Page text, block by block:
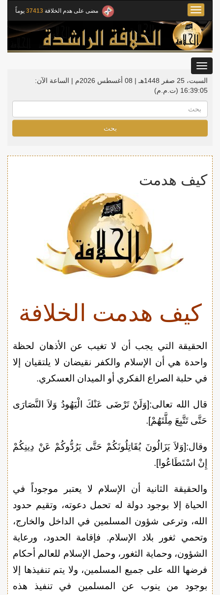
مضى على هدم الخلافة 37413 يوماً
Toggle
navigation
السبت، 25 صفر 1448هـ | 08 أغسطس 2026م |
الساعة الآن:
16:39:06 (ت.م.م)
بحث
كيف هدمت
كيف هدمت الخلافة
الحقيقة التي يجب أن لا تغيب عن الأذهان لحظة
واحدة هي أن الإسلام والكفر نقيضان لا يلتقيان إلا
في حلبة الصراع الفكري أو الميدان العسكري.
قال الله تعالى:[وَلَنْ تَرْضَى عَنْكَ الْيَهُودُ وَلاَ النَّصَارَى
حَتَّى تَتَّبِعَ مِلَّتَهُمْ].
وقال:[وَلاَ يَزَالُونَ يُقَاتِلُونَكُمْ حَتَّى يَرُدُّوكُمْ عَنْ دِينِكُمْ
إِنْ اسْتَطَاعُوا].
والحقيقة الثانية أن الإسلام لا يعتبر موجوداً في
الحياة إلا بوجود دولة له تحمل دعوته، وتقيم حدود
الله، وترعى شؤون المسلمين في الداخل والخارج،
وتحمي ثغور بلاد الإسلام. فإقامة الحدود، ورعاية
الشؤون، وحماية الثغور، وحمل الإسلام للعالم أحكام
فرضها الله على جميع المسلمين، ولا يتم تنفيذها إلا
بوجود من ينوب عن المسلمين في تنفيذ هذه